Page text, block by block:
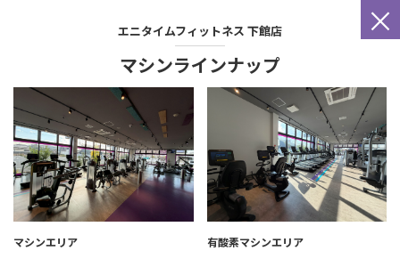
×
エニタイムフィットネス 下館店
マシンラインナップ
マシンエリア 有酸素マシンエリア